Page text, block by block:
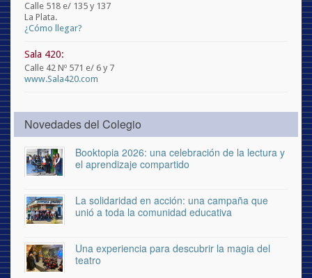
Calle 518 e/ 135 y 137
La Plata.
¿Cómo llegar?
Sala 420:
Calle 42 Nº 571 e/ 6 y 7
www.Sala420.com
Novedades del Colegio
Booktopia 2026: una celebración de la lectura y
el aprendizaje compartido
La solidaridad en acción: una campaña que
unió a toda la comunidad educativa
Una experiencia para descubrir la magia del
teatro